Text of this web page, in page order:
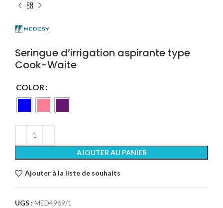
Seringue d’irrigation aspirante type
Cook-Waite
COLOR
AJOUTER AU PANIER
Ajouter à la liste de souhaits
UGS : MED4969/1